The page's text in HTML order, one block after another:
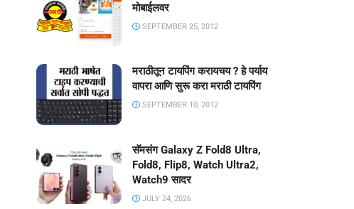
मोबाईलवर
SEPTEMBER 25, 2012
मराठीतून टायपिंग करायचय ? हे पर्याय
वापरा आणि सुरू करा मराठी टायपिंग
SEPTEMBER 10, 2012
सॅमसंग Galaxy Z Fold8 Ultra,
Fold8, Flip8, Watch Ultra2,
Watch9 सादर
JULY 24, 2026